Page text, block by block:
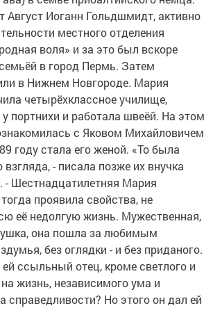
Август Иоганн Гольдшмидт, активно
местного отделения
воля» и за это был вскоре
в город Пермь. Затем
в Нижнем Новгороде. Мария
четырёхклассное училище,
портнихи и работала швеёй. На этом
с Яковом Михайловичем
году стала его женой. «То была
- писала позже их внучка
- Шестнадцатилетняя Мария
проявила свойства, не
её недолгую жизнь. Мужественная,
она пошла за любимым
без оглядки - и без приданого.
ссыльный отец, кроме светлого и
жизнь, независимого ума и
справедливости? Но этого он дал ей